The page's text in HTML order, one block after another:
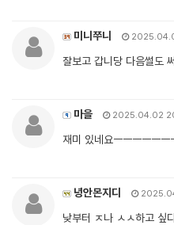
미니쭈니
잘보고 갑니당 다음썰도
마을 2025.04.02
재미 있네요ㅡㅡㅡㅡㅡㅡ
녕안몬지디
낮부터 ㅈ나 ㅅㅅ하고 싶